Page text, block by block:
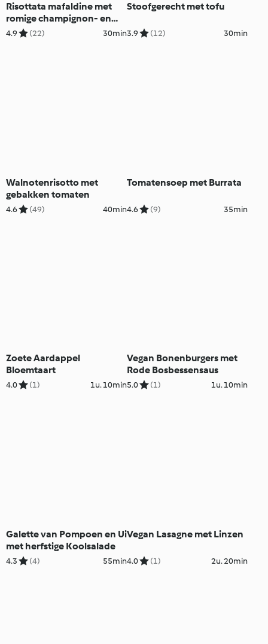
Risottata mafaldine met
romige champignon- en
tomatensaus
4.9 (22) 30min
Stoofgerecht met tofu
3.9 (12) 30min
Walnotenrisotto met
gebakken tomaten
4.6 (49) 40min
Tomatensoep met Burrata
4.6 (9) 35min
Zoete Aardappel
Bloemtaart
4.0 (1) 1u. 10min
Vegan Bonenburgers met
Rode Bosbessensaus
5.0 (1) 1u. 10min
Galette van Pompoen en Ui
met herfstige Koolsalade
4.3 (4) 55min
Vegan Lasagne met Linzen
4.0 (1) 2u. 20min